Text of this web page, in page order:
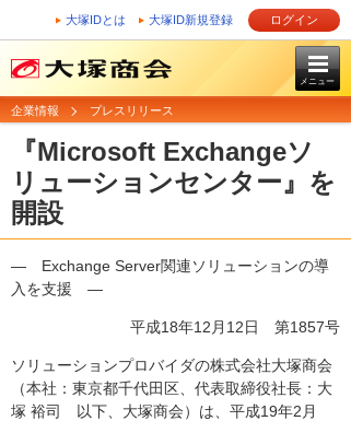
大塚IDとは 大塚ID新規登録 ログイン
メニュー
企業情報 プレスリリース
『Microsoft Exchangeソ
リューションセンター』を
開設
― Exchange Server関連ソリューションの導
入を支援 ―
平成18年12月12日 第1857号
ソリューションプロバイダの株式会社大塚商会
（本社：東京都千代田区、代表取締役社長：大
塚 裕司 以下、大塚商会）は、平成19年2月